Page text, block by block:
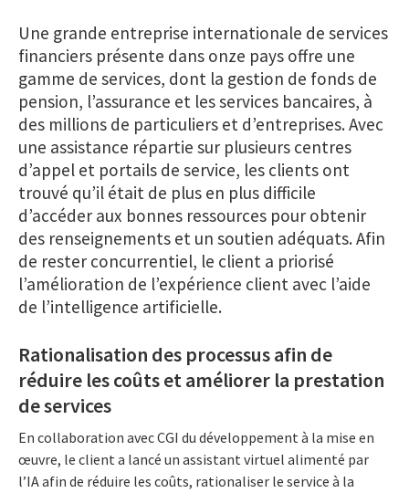
Une grande entreprise internationale de services
financiers présente dans onze pays offre une
gamme de services, dont la gestion de fonds de
pension, l’assurance et les services bancaires, à
des millions de particuliers et d’entreprises. Avec
une assistance répartie sur plusieurs centres
d’appel et portails de service, les clients ont
trouvé qu’il était de plus en plus difficile
d’accéder aux bonnes ressources pour obtenir
des renseignements et un soutien adéquats. Afin
de rester concurrentiel, le client a priorisé
l’amélioration de l’expérience client avec l’aide
de l’intelligence artificielle.
Rationalisation des processus afin de
réduire les coûts et améliorer la prestation
de services
En collaboration avec CGI du développement à la mise en
œuvre, le client a lancé un assistant virtuel alimenté par
l’IA afin de réduire les coûts, rationaliser le service à la